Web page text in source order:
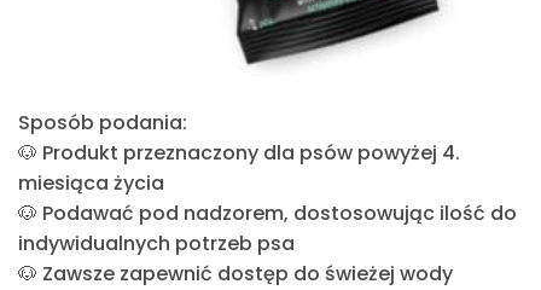
Sposób podania:
🐶 Produkt przeznaczony dla psów powyżej 4.
miesiąca życia
🐶 Podawać pod nadzorem, dostosowując ilość do
indywidualnych potrzeb psa
🐶 Zawsze zapewnić dostęp do świeżej wody